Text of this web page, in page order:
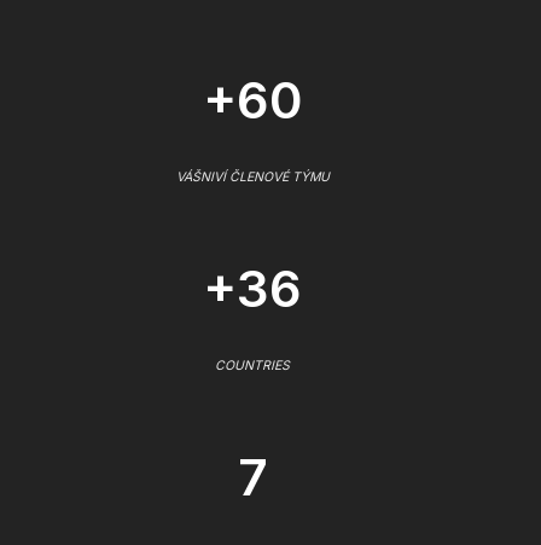
+60
VÁŠNIVÍ ČLENOVÉ TÝMU
+36
COUNTRIES
7